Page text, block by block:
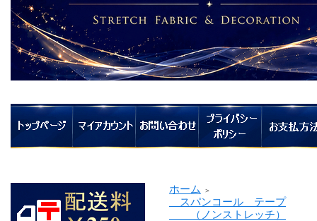
ホーム ＞
スパンコール テープ
（ノンストレッチ）